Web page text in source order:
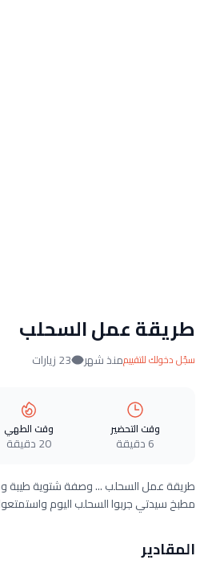
طريقة عمل السحلب
سجّل دخولك للتقييممنذ شهر 23 زيارات
وقت التحضير
6 دقيقة
وقت الطهي
20 دقيقة
طريقة عمل السحلب ... وصفة شتوية طيبة
مطبخ سيدتي جربوا السحلب اليوم
المقادير